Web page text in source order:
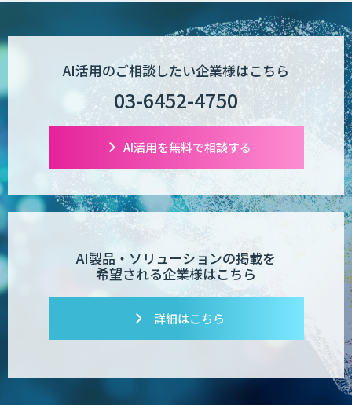
AI活用のご相談したい企業様はこちら
03-6452-4750
AI活用を無料で相談する
AI製品・ソリューションの掲載を
希望される企業様はこちら
詳細はこちら